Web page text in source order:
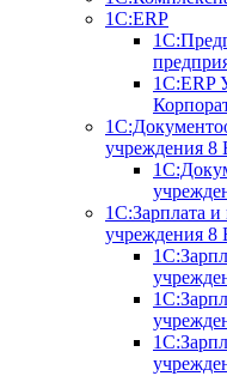
1С:ERP
1С:ERP
учреждения 8
1С:Зарплата и
учреждения 8